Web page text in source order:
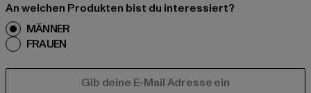
An welchen Produkten bist du interessiert?
MÄNNER
FRAUEN